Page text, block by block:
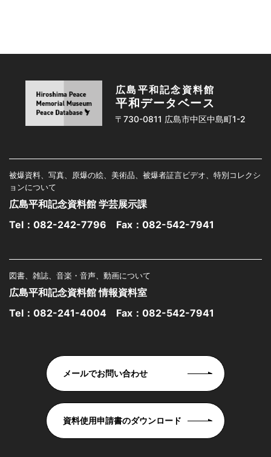
広島平和記念資料館
平和データベース
〒730-0811 広島市中区中島町1-2
被爆資料、写真、原爆の絵、美術品、被爆者証言ビデオ、特別コレクシ
ョンについて
広島平和記念資料館 学芸展示課
Tel： 082-242-7796 Fax：082-542-7941
図書、雑誌、音楽・音声、動画について
広島平和記念資料館 情報資料室
Tel： 082-241-4004 Fax：082-542-7941
メールでお問い合わせ
資料使用申請書のダウンロード